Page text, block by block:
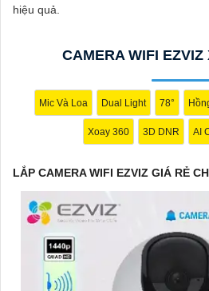
thông tin dễ dàng.🔹 Tính năng cảnh
minh, giữ an ninh tốt hơn cho ngôi nhà
Hy vọng mẫu tư giới thiệu trên sẽ giúp
thành công!
hiệu quả.
CAMERA WIFI EZVIZ
Mic Và Loa Dual Light 78°
Xoay 360 3D DNR AI
LẮP CAMERA WIFI EZVIZ GIÁ RẺ